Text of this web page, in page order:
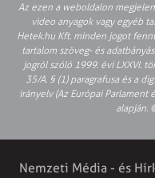
Az ezen a weboldalon
video anyagok vagy egyéb
Hetek.hu Kft. minden jogot
tartalom szöveg- és
jogról szóló 1999. évi LXXVI.
35/A. § (1) paragrafusa és a
irányelv (Az Európai Parlament
alapján.
Nemzeti Média - és